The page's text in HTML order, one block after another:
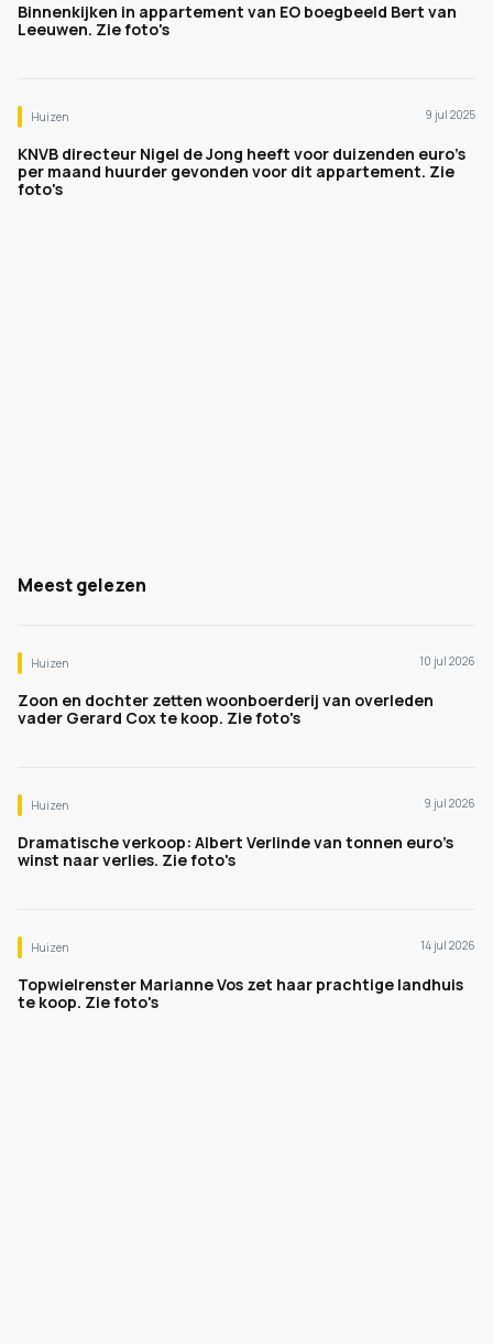
Binnenkijken in appartement van EO boegbeeld Bert van
Leeuwen. Zie foto's
Huizen 9 jul 2025
KNVB directeur Nigel de Jong heeft voor duizenden euro's
per maand huurder gevonden voor dit appartement. Zie
foto's
Meest gelezen
Huizen 10 jul 2026
Zoon en dochter zetten woonboerderij van overleden
vader Gerard Cox te koop. Zie foto's
Huizen 9 jul 2026
Dramatische verkoop: Albert Verlinde van tonnen euro's
winst naar verlies. Zie foto's
Huizen 14 jul 2026
Topwielrenster Marianne Vos zet haar prachtige landhuis
te koop. Zie foto's